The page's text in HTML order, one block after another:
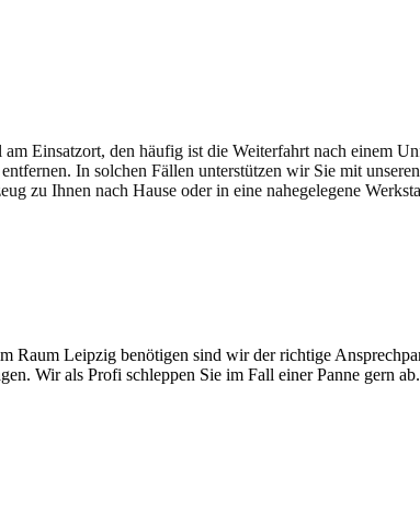
Einsatzort, den häufig ist die Weiterfahrt nach einem
In solchen Fällen unterstützen wir Sie mit
zu Ihnen nach Hause oder in eine nahegelegene
Raum Leipzig benötigen sind wir der richtige
Wir als Profi schleppen Sie im Fall einer Panne gern